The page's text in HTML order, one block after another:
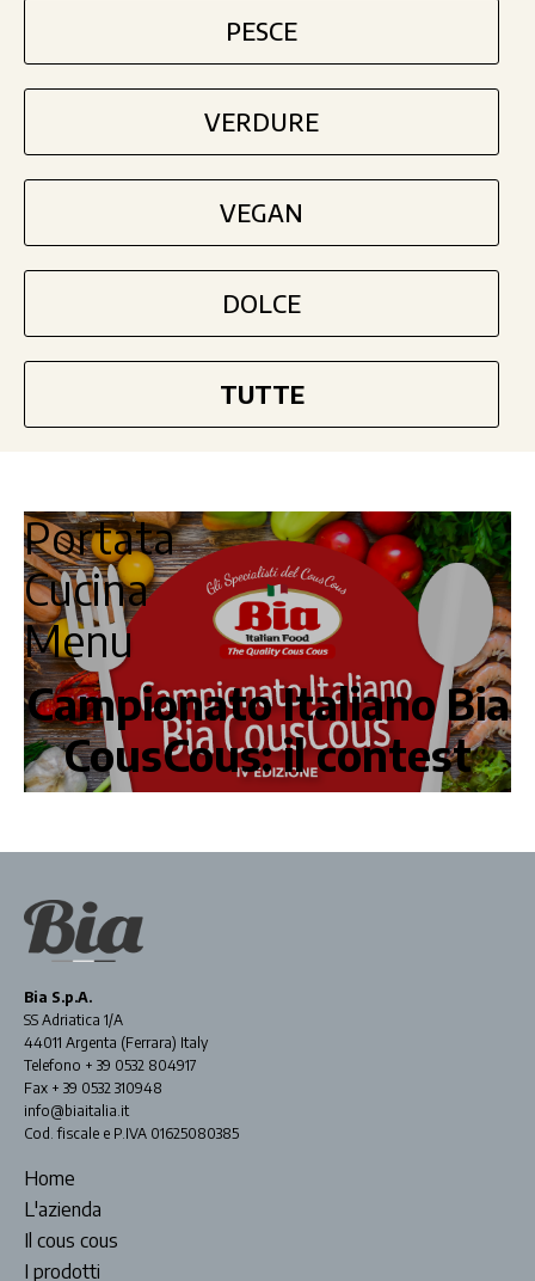
PESCE
VERDURE
VEGAN
DOLCE
TUTTE
Portata
Cucina
Menu
Campionato Italiano Bia
CousCous: il contest
Bia S.p.A.
SS Adriatica 1/A
44011 Argenta (Ferrara) Italy
Telefono + 39 0532 804917
Fax + 39 0532 310948
info@biaitalia.it
Cod. fiscale e P.IVA 01625080385
Home
L'azienda
Il cous cous
I prodotti